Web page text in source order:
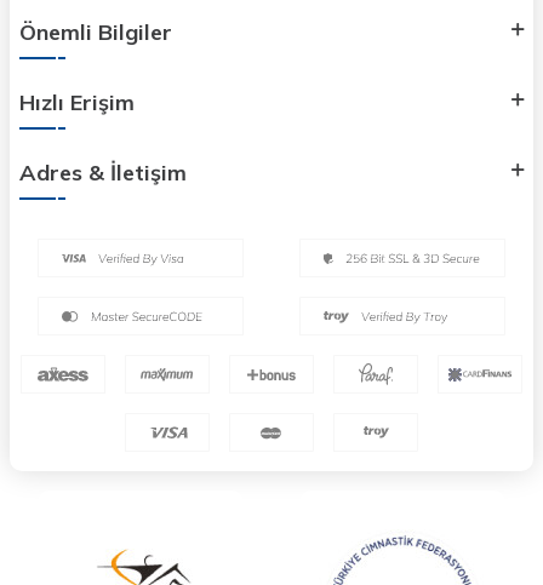
Önemli Bilgiler
Hızlı Erişim
Adres & İletişim